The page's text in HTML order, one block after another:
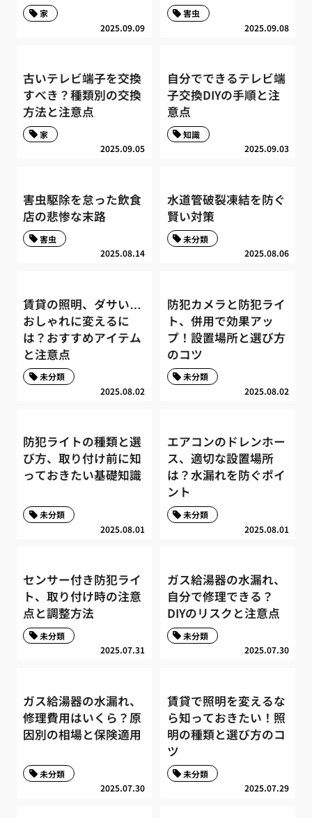
2025.09.09
家
2025.09.08
害虫
古いテレビ端子を交換
すべき？種類別の交換
方法と注意点
2025.09.05
家
自分でできるテレビ端
子交換DIYの手順と注
意点
2025.09.03
知識
害虫駆除を怠った飲食
店の悲惨な末路
2025.08.14
害虫
水道管破裂凍結を防ぐ
賢い対策
2025.08.06
未分類
賃貸の照明、ダサい…
おしゃれに変えるに
は？おすすめアイテム
と注意点
2025.08.02
未分類
防犯カメラと防犯ライ
ト、併用で効果アッ
プ！設置場所と選び方
のコツ
2025.08.02
未分類
防犯ライトの種類と選
び方、取り付け前に知
っておきたい基礎知識
2025.08.01
未分類
エアコンのドレンホー
ス、適切な設置場所
は？水漏れを防ぐポイ
ント
2025.08.01
未分類
センサー付き防犯ライ
ト、取り付け時の注意
点と調整方法
2025.07.31
未分類
ガス給湯器の水漏れ、
自分で修理できる？
DIYのリスクと注意点
2025.07.30
未分類
ガス給湯器の水漏れ、
修理費用はいくら？原
因別の相場と保険適用
2025.07.30
未分類
賃貸で照明を変えるな
ら知っておきたい！照
明の種類と選び方のコ
ツ
2025.07.29
未分類